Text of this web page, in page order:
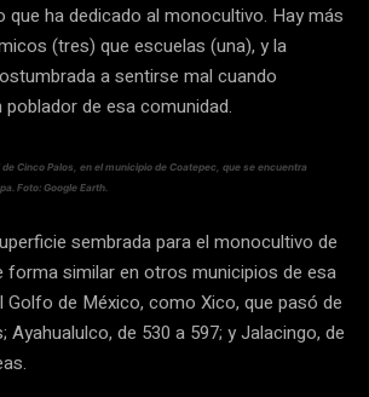
que ha dedicado al monocultivo. Hay más
(tres) que escuelas (una), y la
a sentirse mal cuando
de esa comunidad.
Cinco Palos, en el municipio de Coatepec, que se encuentra
Foto: Google Earth.
sembrada para el monocultivo de
forma similar en otros municipios de esa
de México, como Xico, que pasó de
Ayahualulco, de 530 a 597; y Jalacingo, de